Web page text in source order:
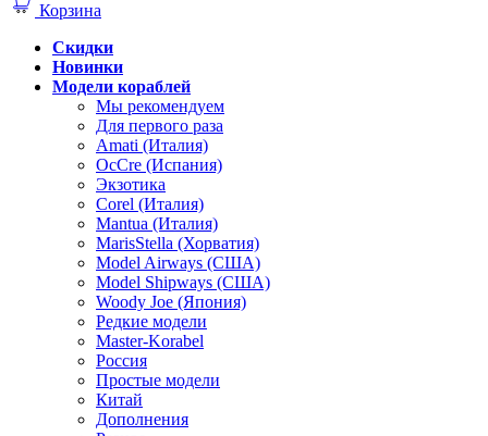
Корзина
Скидки
Новинки
Модели кораблей
Мы рекомендуем
Для первого раза
Amati (Италия)
OcCre (Испания)
Экзотика
Corel (Италия)
Mantua (Италия)
MarisStella (Хорватия)
Model Airways (США)
Model Shipways (США)
Woody Joe (Япония)
Редкие модели
Master-Korabel
Россия
Простые модели
Китай
Дополнения